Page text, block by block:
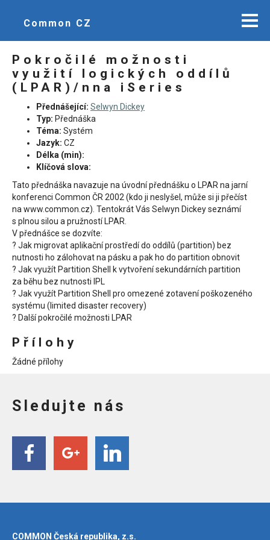
Common CZ
Pokročilé možnosti
využití logických oddílů
(LPAR)/nna iSeries
Přednášející: Selwyn Dickey
Typ: Přednáška
Téma: Systém
Jazyk: CZ
Délka (min):
Klíčová slova:
Tato přednáška navazuje na úvodní přednášku o LPAR na jarní
konferenci Common ČR 2002 (kdo ji neslyšel, může si ji přečíst
na www.common.cz). Tentokrát Vás Selwyn Dickey seznámí
s plnou silou a pružností LPAR.
V přednášce se dozvíte:
? Jak migrovat aplikační prostředí do oddílů (partition) bez
nutnosti ho zálohovat na pásku a pak ho do partition obnovit
? Jak využít Partition Shell k vytvoření sekundárních partition
za běhu bez nutnosti IPL
? Jak využít Partition Shell pro omezené zotavení poškozeného
systému (limited disaster recovery)
? Další pokročilé možnosti LPAR
Přílohy
Žádné přílohy
Sledujte nás
COMMON Česká republika, z.s.